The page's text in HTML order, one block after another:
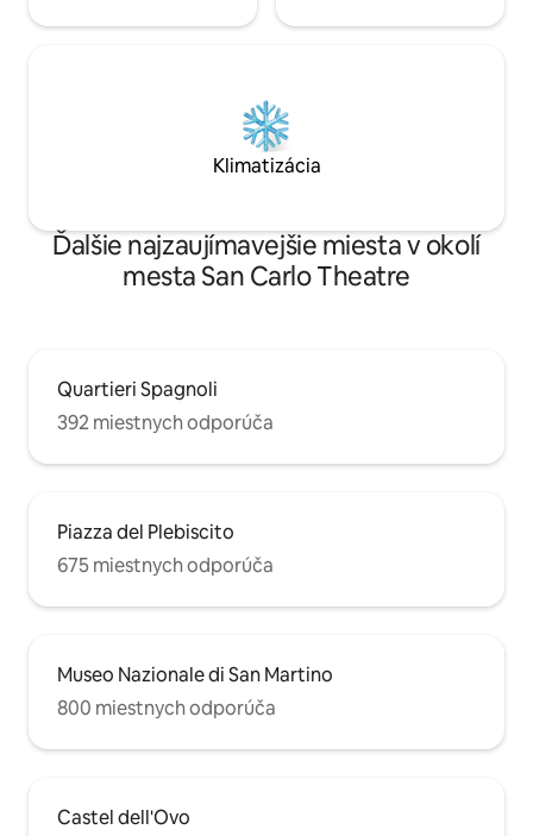
Klimatizácia
Ďalšie najzaujímavejšie miesta v okolí
mesta San Carlo Theatre
Quartieri Spagnoli
392 miestnych odporúča
Piazza del Plebiscito
675 miestnych odporúča
Museo Nazionale di San Martino
800 miestnych odporúča
Castel dell'Ovo